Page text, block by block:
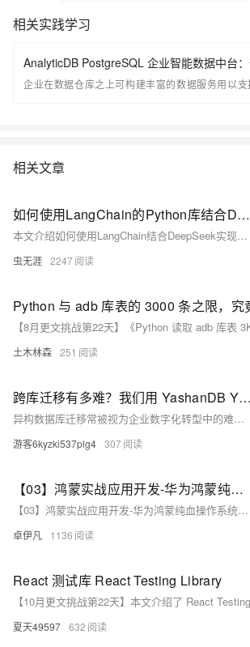
相关实践学习
AnalyticDB PostgreSQL 企业智能数据中台
服务资产
企业在数据仓库之上可构建丰富的数据服务用以
相关文章
如何使用LangChain的Python库结合DeepSeek进行多轮次对话？
本文介绍如何使用LangChain结合DeepSeek实现多轮对话，测开人员可借此自动生成测试用例，提升自动化测试效率。
虫无涯 2247
土木林森 251
跨库迁移有多难？我们用 YashanDB YMP 做了个测试，效果惊艳了
异构数据库迁移常被视为企业数字化转型中的难题，涉及SQL兼容性、对象依赖顺序与数据一致性等关键环节。YashanDB Migration Platform（YMP）通过实际测试展示了卓越能力，从Oracle到YashanDB的迁移表现超预期。其亮点包括：零脚本全自动迁移逻辑、全面支持复杂对象（如存储过程、触发器）、高性能迁移速度远超传统方案。YMP提供评估、SQL转换、对象迁移、数据校验及可视化全流程管理，为企业平滑过渡至国产数据库提供了可靠选择。
游客6kyzki537plg4 307
【03】鸿蒙实战应用开发-华为鸿蒙纯血操作系统Harmony OS NEXT-测试hello word效果-虚拟华为手机真机环境调试-为DevEco Studio编译器安装中文插件-测试写一个滑动块效果-介绍诸如ohos.ui等依赖库-全过程实战项目分享-从零开发到上线-优雅草卓伊凡
【03】鸿蒙实战应用开发-华为鸿蒙纯血操作系统Harmony OS NEXT-测试hello word效果-虚拟华为手机真机环境调试-为DevEco Studio编译器安装中文插件-测试写一个滑动块效果-介绍诸如ohos.ui等依赖库-全过程实战项目分享-从零开发到上线-优雅草卓伊凡
卓伊凡 1136
React 测试库 React Testing Library
夏天49597 632